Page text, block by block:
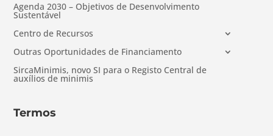
Agenda 2030 – Objetivos de Desenvolvimento
Sustentável
Centro de Recursos
Outras Oportunidades de Financiamento
SircaMinimis, novo SI para o Registo Central de
auxílios de minimis
Termos